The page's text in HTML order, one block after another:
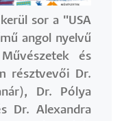
sor a "USA
angol nyelvű
Művészetek és
résztvevői Dr.
Dr. Pólya
Dr. Alexandra